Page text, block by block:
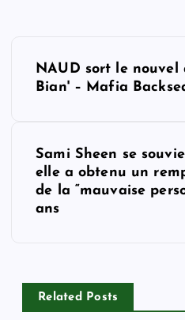
v
NAUD sort le nouvel
Bian' – Mafia
Sami Sheen se
elle a obtenu un
de la “mauvaise
ans
Related Posts